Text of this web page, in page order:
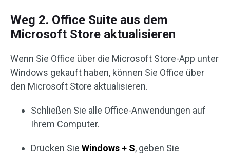
Weg 2. Office Suite aus dem
Microsoft Store aktualisieren
Wenn Sie Office über die Microsoft Store-App unter
Windows gekauft haben, können Sie Office über
den Microsoft Store aktualisieren.
Schließen Sie alle Office-Anwendungen auf
Ihrem Computer.
Drücken Sie Windows + S, geben Sie